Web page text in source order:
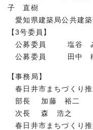
子 直樹
愛知県建築局公共
【3号委員】
公募委員 塩谷
公募委員 田中
【事務局】
春日井市まちづくり推
部長 加藤 裕二
次長 森 浩之
春日井市まちづくり推